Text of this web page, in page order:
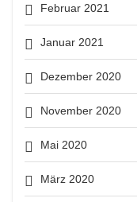
Februar 2021
Januar 2021
Dezember 2020
November 2020
Mai 2020
März 2020